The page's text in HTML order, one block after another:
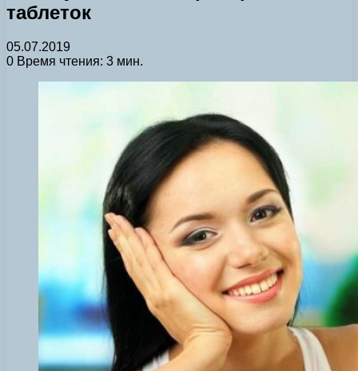
таблеток
05.07.2019
0 Время чтения: 3 мин.